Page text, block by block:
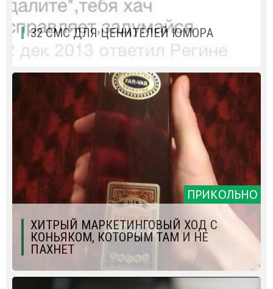
32 СМС ДЛЯ ЦЕНИТЕЛЕЙ ЮМОРА
ПРИКОЛЬНО
ХИТРЫЙ МАРКЕТИНГОВЫЙ ХОД С
КОНЬЯКОМ, КОТОРЫМ ТАМ И НЕ
ПАХНЕТ